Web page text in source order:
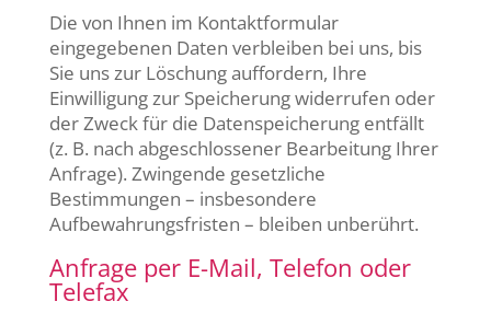
Die von Ihnen im Kontaktformular
eingegebenen Daten verbleiben bei uns, bis
Sie uns zur Löschung auffordern, Ihre
Einwilligung zur Speicherung widerrufen oder
der Zweck für die Datenspeicherung entfällt
(z. B. nach abgeschlossener Bearbeitung Ihrer
Anfrage). Zwingende gesetzliche
Bestimmungen – insbesondere
Aufbewahrungsfristen – bleiben unberührt.
Anfrage per E-Mail, Telefon oder
Telefax